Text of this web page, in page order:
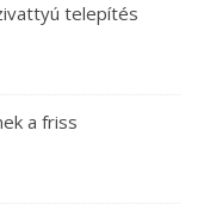
telepítés
a friss